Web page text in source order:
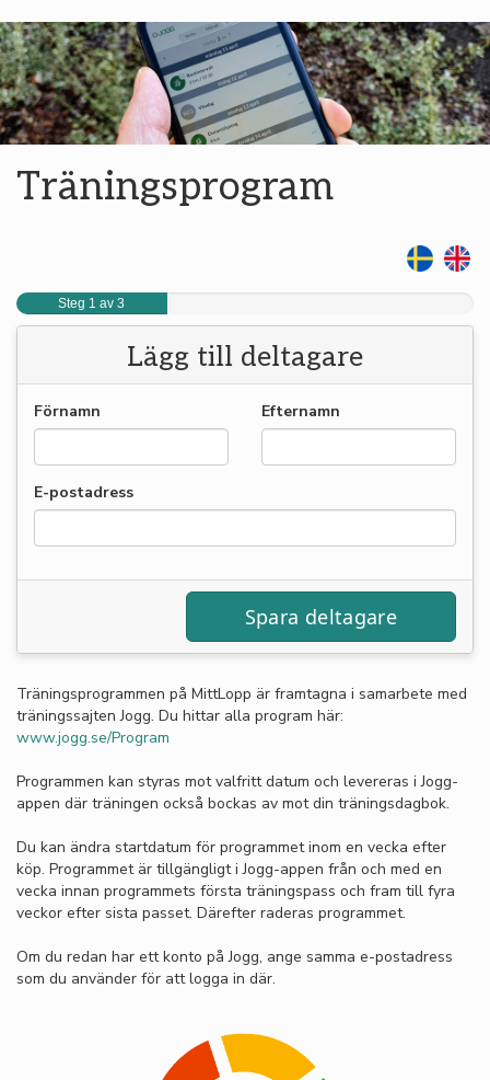
Träningsprogram
Steg 1 av 3
Lägg till deltagare
Förnamn Efternamn
E-postadress
Träningsprogrammen på MittLopp är framtagna i samarbete med
träningssajten Jogg. Du hittar alla program här:
www.jogg.se/Program
Programmen kan styras mot valfritt datum och levereras i Jogg-
appen där träningen också bockas av mot din träningsdagbok.
Du kan ändra startdatum för programmet inom en vecka efter
köp. Programmet är tillgängligt i Jogg-appen från och med en
vecka innan programmets första träningspass och fram till fyra
veckor efter sista passet. Därefter raderas programmet.
Om du redan har ett konto på Jogg, ange samma e-postadress
som du använder för att logga in där.